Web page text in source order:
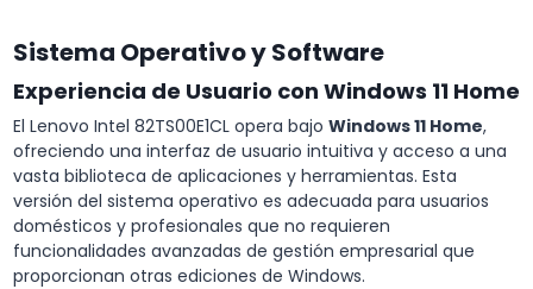
Sistema Operativo y Software
Experiencia de Usuario con Windows 11 Home
El Lenovo Intel 82TS00E1CL opera bajo Windows 11 Home,
ofreciendo una interfaz de usuario intuitiva y acceso a una
vasta biblioteca de aplicaciones y herramientas. Esta
versión del sistema operativo es adecuada para usuarios
domésticos y profesionales que no requieren
funcionalidades avanzadas de gestión empresarial que
proporcionan otras ediciones de Windows.